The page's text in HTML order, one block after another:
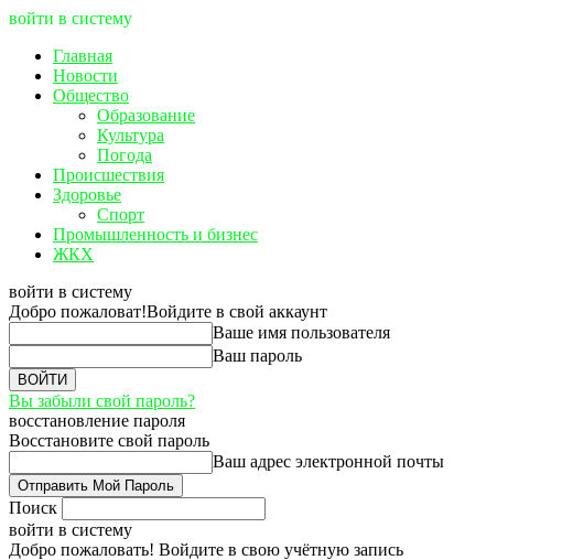
войти в систему
Главная
Новости
Общество
Образование
Культура
Погода
Происшествия
Здоровье
Спорт
Промышленность и бизнес
ЖКХ
войти в систему
Добро пожаловат!Войдите в свой аккаунт
Ваше имя пользователя
Ваш пароль
Вы забыли свой пароль?
восстановление пароля
Восстановите свой пароль
Ваш адрес электронной почты
Поиск
войти в систему
Добро пожаловать! Войдите в свою учётную запись